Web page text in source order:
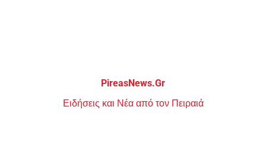
PireasNews.Gr
Ειδήσεις και Νέα από τον Πειραιά